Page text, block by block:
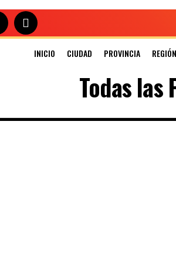
INICIO CIUDAD PROVINCIA REGIÓN
Todas